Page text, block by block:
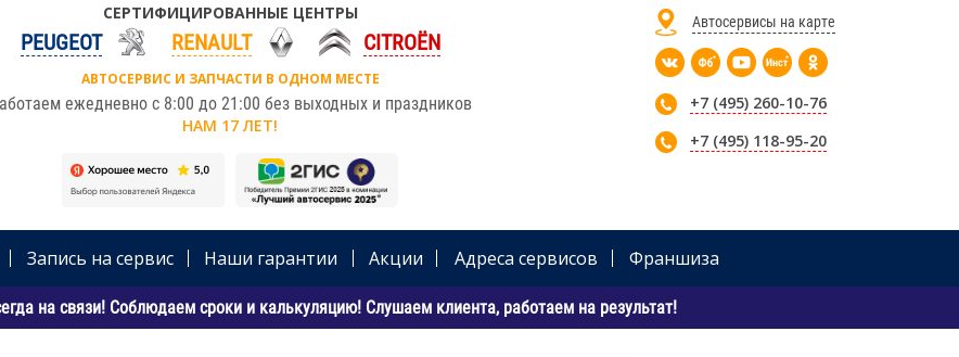
СЕРТИФИЦИРОВАННЫЕ ЦЕНТРЫ
PEUGEOT RENAULT CITROЁN
АВТОСЕРВИС И ЗАПЧАСТИ В ОДНОМ МЕСТЕ
ежедневно с 8:00 до 21:00 без выходных и праздников
НАМ 17 ЛЕТ!
Автосервисы на карте
+7 (495) 260-10-76
+7 (495) 118-95-20
Запись на сервис Наши гарантии Акции Адреса сервисов Франшиза
на связи! Соблюдаем сроки и калькуляцию! Слушаем клиента, работаем на результат!